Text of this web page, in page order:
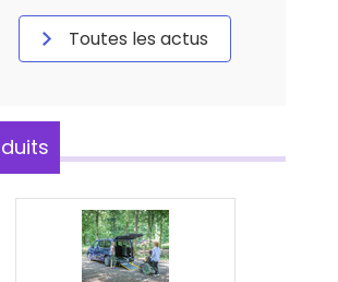
Toutes les actus